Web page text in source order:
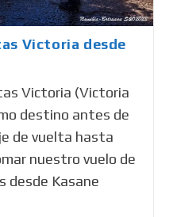
Victoria desde
Victoria (Victoria
destino antes de
de vuelta hasta
nuestro vuelo de
desde Kasane